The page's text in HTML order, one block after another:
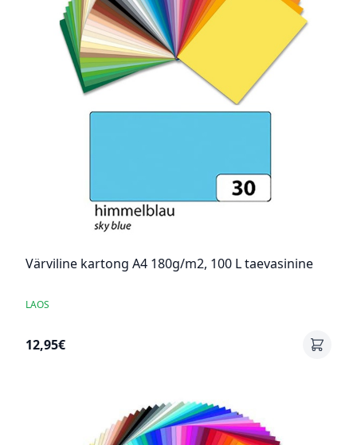
Värviline kartong A4 180g/m2, 100 L taevasinine
LAOS
12,95€